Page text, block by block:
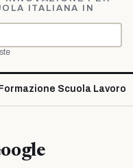
ITALIANA IN
Formazione Scuola Lavoro